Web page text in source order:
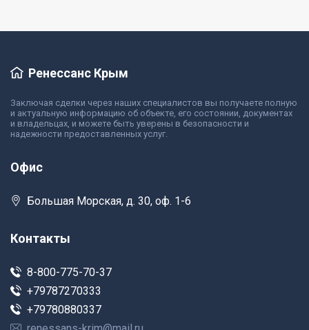
Ренессанс Крым
Заключая сделки через наших специалистов вы получаете полную
и актуальную информацию об объекте, его состоянии, документах
и владельцах, и можете быть уверены в безопасности и
надежности предоставленных услуг.
Офис
Большая Морская, д. 30, оф. 1-6
Контакты
8-800-775-70-37
+79787270333
+79780880337